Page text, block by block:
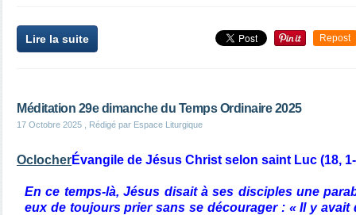
Lire la suite Repost
Méditation 29e dimanche du Temps Ordinaire 2025
17 Octobre 2025 , Rédigé par Espace Liturgique
OclocherÉvangile de Jésus Christ selon saint Luc (18,
En ce temps-là, Jésus disait à ses disciples une
eux de toujours prier sans se décourager : « Il y